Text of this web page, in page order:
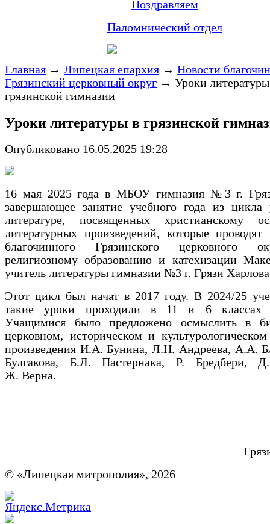
Поздравляем
Паломнический отдел
Главная → Липецкая епархия → Новости
Грязинский церковный округ → Уроки
грязинской гимназии
Уроки литературы в грязинской
Опубликовано 16.05.2025 19:28
16 мая 2025 года в МБОУ гимназия №3 г.
завершающее занятие учебного года из цикла
литературе, посвященных христианскому
литературных произведений, которые
благочинного Грязинского церковного
религиозному образованию и катехизации
учитель литературы гимназии №3 г. Грязи
Этот цикл был начат в 2017 году. В 2024/25
такие уроки проходили в 11 и 6 классах
Учащимися было предложено осмыслить в
церковном, историческом и культурологическом
произведения И.А. Бунина, Л.Н. Андреева, А.А.
Булгакова, Б.Л. Пастернака, Р. Бредбери,
Ж. Верна.
© «Липецкая митрополия», 2026